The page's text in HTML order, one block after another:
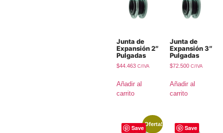
Junta de
Expansión 2″
Pulgadas
$44.463 C/IVA
Añadir al
carrito
Junta de
Expansión 3″
Pulgadas
$72.500 C/IVA
Añadir al
carrito
Save¡Oferta! Save